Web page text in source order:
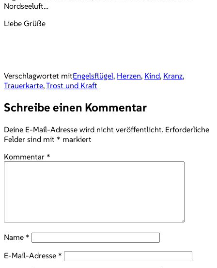
Nordseeluft…
Liebe Grüße
Verschlagwortet mitEngelsflügel, Herzen, Kind, Kranz,
Trauerkarte,Trost und Kraft
Schreibe einen Kommentar
Deine E-Mail-Adresse wird nicht veröffentlicht. Erforderliche
Felder sind mit * markiert
Kommentar *
Name *
E-Mail-Adresse *